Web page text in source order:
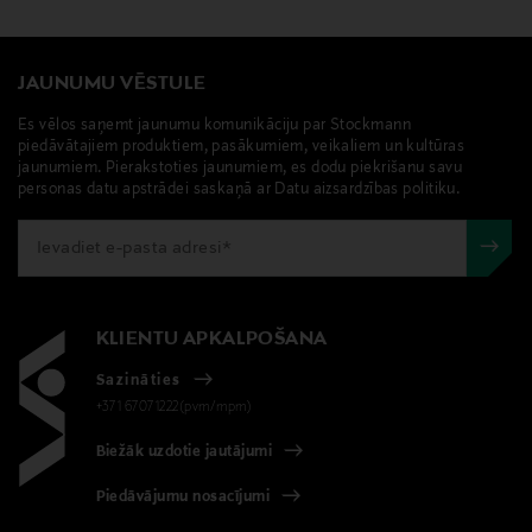
JAUNUMU VĒSTULE
Es vēlos saņemt jaunumu komunikāciju par Stockmann
piedāvātajiem produktiem, pasākumiem, veikaliem un kultūras
jaunumiem. Pierakstoties jaunumiem, es dodu piekrišanu savu
personas datu apstrādei saskaņā ar Datu aizsardzības politiku.
KLIENTU APKALPOŠANA
Sazināties
+371 67071222(pvm/mpm)
Biežāk uzdotie jautājumi
Piedāvājumu nosacījumi